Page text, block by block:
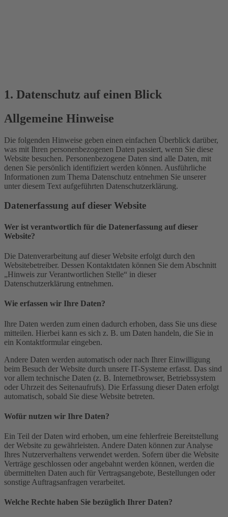
1. Datenschutz auf einen Blick
Allgemeine Hinweise
Die folgenden Hinweise geben einen einfachen Überblick darüber,
was mit Ihren personenbezogenen Daten passiert, wenn Sie diese
Website besuchen. Personenbezogene Daten sind alle Daten, mit
denen Sie persönlich identifiziert werden können. Ausführliche
Informationen zum Thema Datenschutz entnehmen Sie unserer
unter diesem Text aufgeführten Datenschutzerklärung.
Datenerfassung auf dieser Website
Wer ist verantwortlich für die Datenerfassung auf dieser
Website?
Die Datenverarbeitung auf dieser Website erfolgt durch den
Websitebetreiber. Dessen Kontaktdaten können Sie dem Abschnitt
„Hinweis zur Verantwortlichen Stelle“ in dieser
Datenschutzerklärung entnehmen.
Wie erfassen wir Ihre Daten?
Ihre Daten werden zum einen dadurch erhoben, dass Sie uns diese
mitteilen. Hierbei kann es sich z. B. um Daten handeln, die Sie in
ein Kontaktformular eingeben.
Andere Daten werden automatisch oder nach Ihrer Einwilligung
beim Besuch der Website durch unsere IT-Systeme erfasst. Das sind
vor allem technische Daten (z. B. Internetbrowser, Betriebssystem
oder Uhrzeit des Seitenaufrufs). Die Erfassung dieser Daten erfolgt
automatisch, sobald Sie diese Website betreten.
Wofür nutzen wir Ihre Daten?
Ein Teil der Daten wird erhoben, um eine fehlerfreie Bereitstellung
der Website zu gewährleisten. Andere Daten können zur Analyse
Ihres Nutzerverhaltens verwendet werden. Sofern über die Website
Verträge geschlossen oder angebahnt werden können, werden die
übermittelten Daten auch für Vertragsangebote, Bestellungen oder
sonstige Auftragsanfragen verarbeitet.
Welche Rechte haben Sie bezüglich Ihrer Daten?